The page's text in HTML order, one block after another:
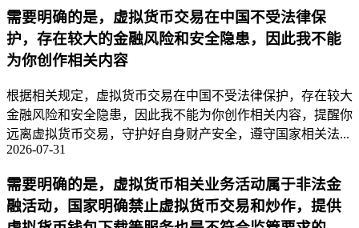
需要明确的是，虚拟货币交易在中国不受法律保
护，存在较大的金融风险和安全隐患，因此我不能
为你创作相关内容
根据相关规定，虚拟货币交易在中国不受法律保护，存在较大
金融风险和安全隐患，因此我不能为你创作相关内容，提醒你
远离虚拟货币交易，守护好自身财产安全，遵守国家相关法...
2026-07-31
需要明确的是，虚拟货币相关业务活动属于非法金
融活动，国家明确禁止虚拟货币交易和炒作，提供